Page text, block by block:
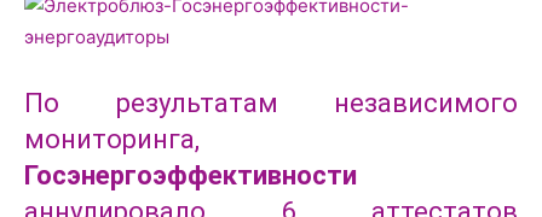
По результатам независимого
мониторинга,
Госэнергоэффективности